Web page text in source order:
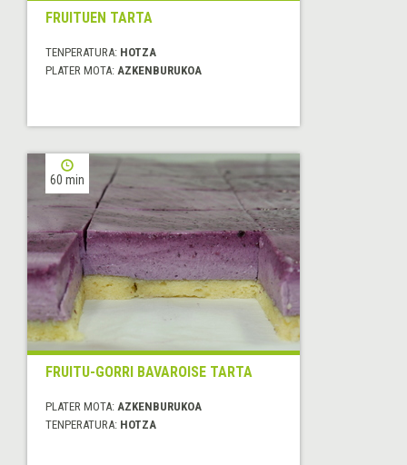
FRUITUEN TARTA
TENPERATURA: HOTZA
PLATER MOTA: AZKENBURUKOA
60 min
FRUITU-GORRI BAVAROISE TARTA
PLATER MOTA: AZKENBURUKOA
TENPERATURA: HOTZA